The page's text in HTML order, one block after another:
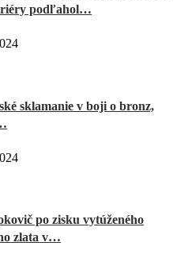
podľahol…
sklamanie v boji o bronz,
po zisku vytúženého
zlata v…